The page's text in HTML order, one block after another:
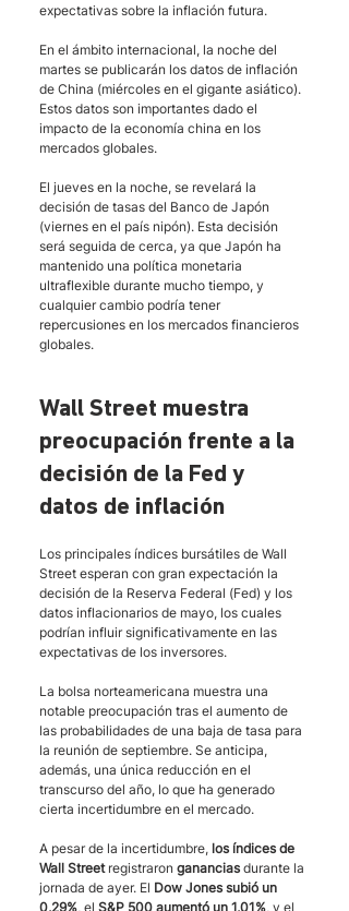
expectativas sobre la inflación futura.
En el ámbito internacional, la noche del
martes se publicarán los datos de inflación
de China (miércoles en el gigante asiático).
Estos datos son importantes dado el
impacto de la economía china en los
mercados globales.
El jueves en la noche, se revelará la
decisión de tasas del Banco de Japón
(viernes en el país nipón). Esta decisión
será seguida de cerca, ya que Japón ha
mantenido una política monetaria
ultraflexible durante mucho tiempo, y
cualquier cambio podría tener
repercusiones en los mercados financieros
globales.
Wall Street muestra
preocupación frente a la
decisión de la Fed y
datos de inflación
Los principales índices bursátiles de Wall
Street esperan con gran expectación la
decisión de la Reserva Federal (Fed) y los
datos inflacionarios de mayo, los cuales
podrían influir significativamente en las
expectativas de los inversores.
La bolsa norteamericana muestra una
notable preocupación tras el aumento de
las probabilidades de una baja de tasa para
la reunión de septiembre. Se anticipa,
además, una única reducción en el
transcurso del año, lo que ha generado
cierta incertidumbre en el mercado.
A pesar de la incertidumbre, los índices de
Wall Street registraron ganancias durante la
jornada de ayer. El Dow Jones subió un
0,29%, el S&P 500 aumentó un 1,01%, y el